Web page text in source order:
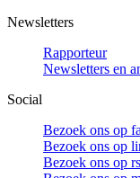
Newsletters
Rapporteur
Newsletters en
Social
Bezoek ons op
Bezoek ons op
Bezoek ons op